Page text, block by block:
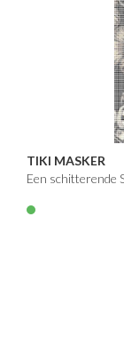
TIKI MASKER
Een schitterende